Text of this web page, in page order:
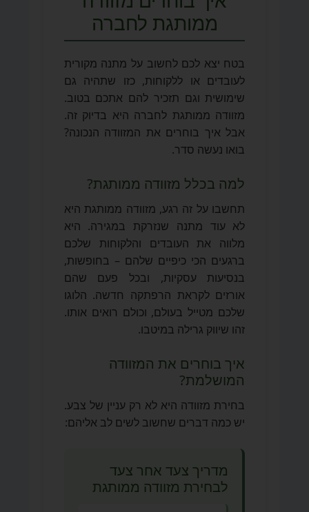
ממותגת לחברה
בטח יצא לכם לחשוב על מתנה מקורית
לעובדים או ללקוחות, כזו שתהיה גם
שימושית וגם תזכיר להם אתכם בטוב.
מזוודה ממותגת לחברה היא בדיוק זה.
אבל איך בוחרים את המזוודה הנכונה?
בואו נעשה סדר.
למה בכלל מזוודה ממותגת?
תחשבו על זה רגע, מזוודה ממותגת היא
לא עוד מתנה שנזרקת במגירה. היא
מלווה את העובדים והלקוחות שלכם
ברגעים הכי כיפיים שלהם – בחופשות,
בנסיעות עסקיות, ובכל פעם שהם
אורזים לקראת הרפתקה חדשה. הלוגו
שלכם מטייל בעולם, וכולם רואים אותו.
זהו שיווק גרילה במיטבו.
איך בוחרים את המזוודה
המושלמת?
בחירת מזוודה היא לא רק עניין של צבע.
יש כמה דברים שחשוב לשים לב אליהם:
מדריך צעד אחר צעד
לבחירת מזוודה ממותגת